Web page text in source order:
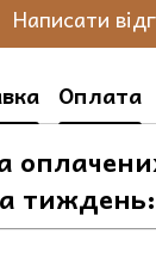
Написати
Оплата